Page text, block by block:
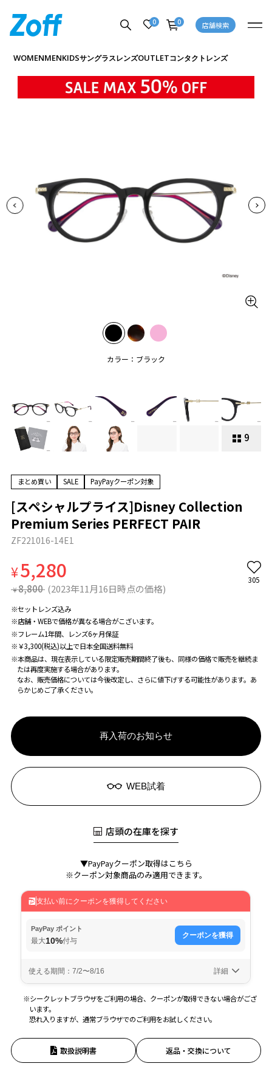
0 0 店舗検索
WOMENMENKIDSサングラスレンズOUTLETコンタクトレンズ
カラー：ブラック
9
商品詳細ページへ
まとめ買い SALE PayPayクーポン対象
[スペシャルプライス]Disney Collection
Premium Series PERFECT PAIR
ZF221016-14E1
¥5,280
¥ 8,800 (2023年11月16日時点の価格)
305
※セットレンズ込み
※店舗・WEBで価格が異なる場合がこざいます。
※フレーム1年間、レンズ6ヶ月保証
※￥3,300(税込)以上で日本全国送料無料
※本商品は、現在表示している限定販売期間終了後も、同様の価格で販売を継続ま
たは再度実施する場合があります。
なお、販売価格については今後改定し、さらに値下げする可能性があります。あ
らかじめご了承ください。
再入荷のお知らせ
WEB試着
店頭の在庫を探す
▼PayPayクーポン取得はこちら
※クーポン対象商品のみ適用できます。
※シークレットブラウザをご利用の場合、クーポンが取得できない場合がござ
います。
恐れ入りますが、通常ブラウザでのご利用をお試しください。
取扱説明書 返品・交換について